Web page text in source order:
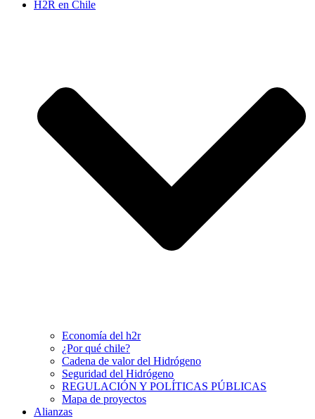
H2R en Chile
Economía del h2r
¿Por qué chile?
Cadena de valor del Hidrógeno
Seguridad del Hidrógeno
REGULACIÓN Y POLÍTICAS PÚBLICAS
Mapa de proyectos
Alianzas